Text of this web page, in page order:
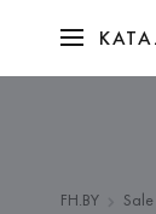
FH.BY Sale